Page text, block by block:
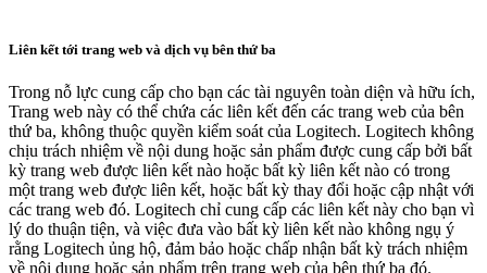
Liên kết tới trang web và dịch vụ bên thứ ba
Trong nỗ lực cung cấp cho bạn các tài nguyên toàn diện và hữu ích,
Trang web này có thể chứa các liên kết đến các trang web của bên
thứ ba, không thuộc quyền kiểm soát của Logitech. Logitech không
chịu trách nhiệm về nội dung hoặc sản phẩm được cung cấp bởi bất
kỳ trang web được liên kết nào hoặc bất kỳ liên kết nào có trong
một trang web được liên kết, hoặc bất kỳ thay đổi hoặc cập nhật với
các trang web đó. Logitech chỉ cung cấp các liên kết này cho bạn vì
lý do thuận tiện, và việc đưa vào bất kỳ liên kết nào không ngụ ý
rằng Logitech ủng hộ, đảm bảo hoặc chấp nhận bất kỳ trách nhiệm
về nội dung hoặc sản phẩm trên trang web của bên thứ ba đó.